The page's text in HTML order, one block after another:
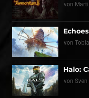
von
von
Halo:
von Sven